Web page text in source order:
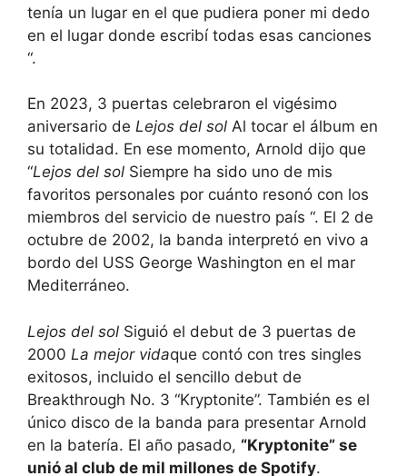
tenía un lugar en el que pudiera poner mi dedo
en el lugar donde escribí todas esas canciones
“.
En 2023, 3 puertas celebraron el vigésimo
aniversario de Lejos del sol Al tocar el álbum en
su totalidad. En ese momento, Arnold dijo que
“Lejos del sol Siempre ha sido uno de mis
favoritos personales por cuánto resonó con los
miembros del servicio de nuestro país “. El 2 de
octubre de 2002, la banda interpretó en vivo a
bordo del USS George Washington en el mar
Mediterráneo.
Lejos del sol Siguió el debut de 3 puertas de
2000 La mejor vidaque contó con tres singles
exitosos, incluido el sencillo debut de
Breakthrough No. 3 “Kryptonite”. También es el
único disco de la banda para presentar Arnold
en la batería. El año pasado, “Kryptonite” se
unió al club de mil millones de Spotify.